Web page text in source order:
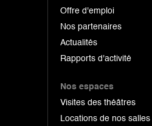
Offre d'emploi
Nos partenaires
Actualités
Rapports d'activité
Nos espaces
Visites des théâtres
Locations de nos salles